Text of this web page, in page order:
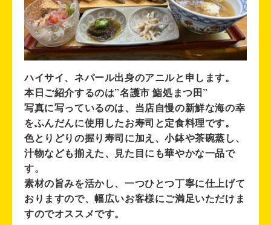
ハイサイ、ネパール出身のアニルと申します。
本日ご紹介するのは”名護市 鮨処まつ田”
写真に写っているのは、当店自慢の新鮮な海の幸
をふんだんに使用したお寿司と定食料理です。
色とりどりの握り寿司に加え、小鉢や茶碗蒸し、
汁物なども揃えた、見た目にも華やかな一品で
す。
素材の旨みを活かし、一つひとつ丁寧に仕上げて
おりますので、幅広いお客様にご満足いただけま
すのでオススメです。